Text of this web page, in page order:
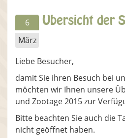
6
März
Übersicht der
Liebe Besucher,
damit Sie ihren Besuch bei
möchten wir Ihnen unsere
und Zootage 2015 zur
Bitte beachten Sie auch die
nicht geöffnet haben.